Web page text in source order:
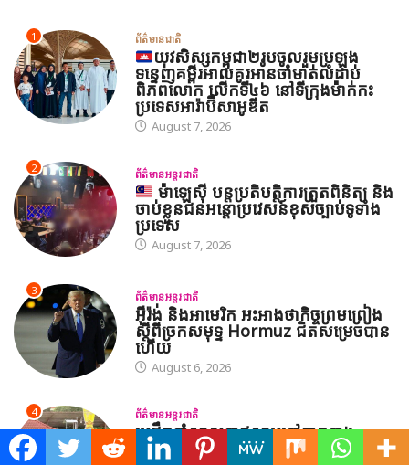
1 ព័ត៌មានជាតិ
យុវសិស្សកម្ពុជា២រូបចូលរួមប្រឡង
ទន្ទេញគម្ពីរអាល់គូរអានចាំមាត់លំដាប់
ពិភពលោក លើកទី៤៦ នៅទីក្រុងម៉ាក់កះ
ប្រទេសអារ៉ាប៊ីសាអូឌីត
August 7, 2026
2 ព័ត៌មានអន្តរជាតិ
ម៉ាឡេស៊ី បន្តប្រតិបត្តិការត្រួតពិនិត្យ និង
ចាប់ខ្លួនជនអន្តោប្រវេសន៍ខុសច្បាប់ទូទាំង
ប្រទេស
August 7, 2026
3 ព័ត៌មានអន្តរជាតិ
អ៊ីរ៉ង់ និងអាមេរិក អះអាងថាកិច្ចព្រមព្រៀង
ស្តីពីច្រកសមុទ្ទ Hormuz ជិតសម្រេចបាន
ហើយ
August 6, 2026
4 ព័ត៌មានអន្តរជាតិ
មេដឹកនាំសាសនាឥស្លាមនៅភាគខាង
ត្បូងថៃរៀបចំពិធីបួងសួងសន្តិភាព និង